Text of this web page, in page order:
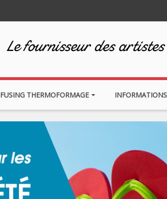
Le fournisseur des
FUSING THERMOFORMAGE INFORMATIONS